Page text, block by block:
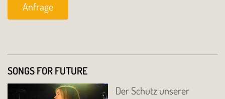
Anfrage
SONGS FOR FUTURE
Der Schutz unserer